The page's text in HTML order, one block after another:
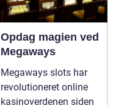
Opdag magien ved
Megaways
Megaways slots har
revolutioneret online
kasinoverdenen siden